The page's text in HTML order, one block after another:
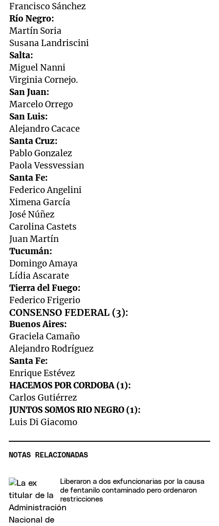
Francisco Sánchez
Río Negro:
Martín Soria
Susana Landriscini
Salta:
Miguel Nanni
Virginia Cornejo.
San Juan:
Marcelo Orrego
San Luis:
Alejandro Cacace
Santa Cruz:
Pablo Gonzalez
Paola Vessvessian
Santa Fe:
Federico Angelini
Ximena García
José Núñez
Carolina Castets
Juan Martín
Tucumán:
Domingo Amaya
Lídia Ascarate
Tierra del Fuego:
Federico Frigerio
CONSENSO FEDERAL (3):
Buenos Aires:
Graciela Camaño
Alejandro Rodríguez
Santa Fe:
Enrique Estévez
HACEMOS POR CORDOBA (1):
Carlos Gutiérrez
JUNTOS SOMOS RIO NEGRO (1):
Luis Di Giacomo
NOTAS RELACIONADAS
Liberaron a dos exfuncionarias por la causa
de fentanilo contaminado pero ordenaron
restricciones